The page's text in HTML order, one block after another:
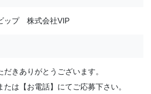
ップ 株式会社VIP
きありがとうございます。
たは【お電話】にてご応募下さい。